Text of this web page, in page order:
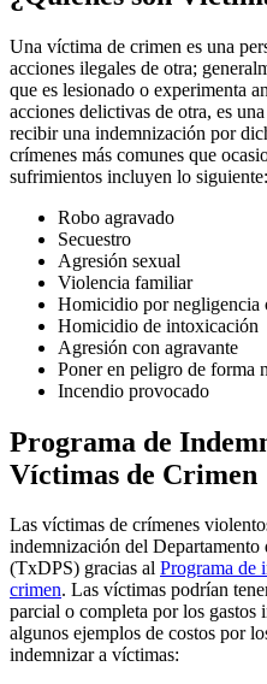
Una víctima de crimen es una
acciones ilegales de otra;
que es lesionado o experimenta
acciones delictivas de otra, es
recibir una indemnización por
crímenes más comunes que
sufrimientos incluyen lo siguiente:
Robo agravado
Secuestro
Agresión sexual
Violencia familiar
Homicidio por negligencia
Homicidio de intoxicación
Agresión con agravante
Poner en peligro de forma
Incendio provocado
Programa de
Víctimas de Crimen
Las víctimas de crímenes
indemnización del Departamento
(TxDPS) gracias al Programa de
crimen. Las víctimas podrían
parcial o completa por los gastos
algunos ejemplos de costos por
indemnizar a víctimas: